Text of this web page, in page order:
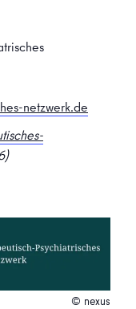
netzwerk.de
© nexus